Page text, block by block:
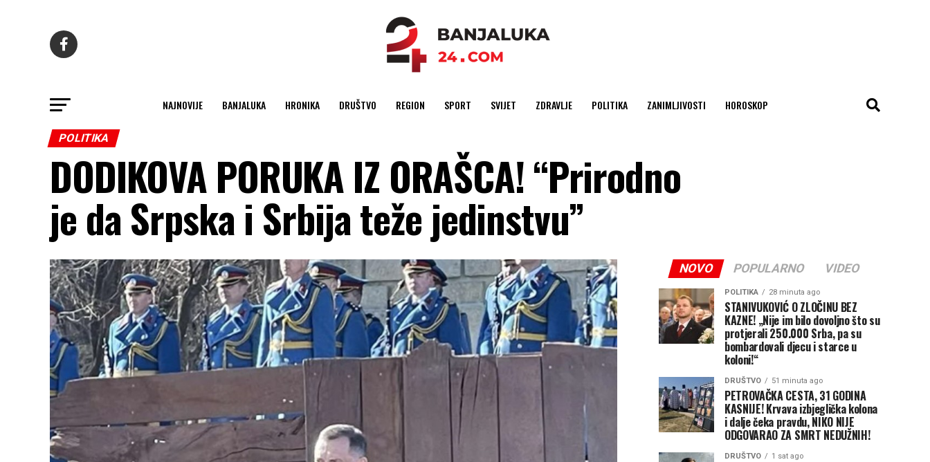
NAJNOVIJE BANJALUKA HRONIKA DRUŠTVO REGION SPORT SVIJET ZDRAVLJE POLITIKA ZANIMLJIVOSTI HOROSKOP
POLITIKA
DODIKOVA PORUKA IZ ORAŠCA! “Prirodno
je da Srpska i Srbija teže jedinstvu”
NOVO POPULARNO VIDEO
POLITIKA 28 minuta ago
STANIVUKOVIĆ O ZLOČINU BEZ
KAZNE! „Nije im bilo dovoljno što su
protjerali 250.000 Srba, pa su
bombardovali djecu i starce u
koloni!“
DRUŠTVO 51 minuta ago
PETROVAČKA CESTA, 31 GODINA
KASNIJE! Krvava izbjeglička kolona
i dalje čeka pravdu, NIKO NIJE
ODGOVARAO ZA SMRT NEDUŽNIH!
DRUŠTVO 1 sat ago